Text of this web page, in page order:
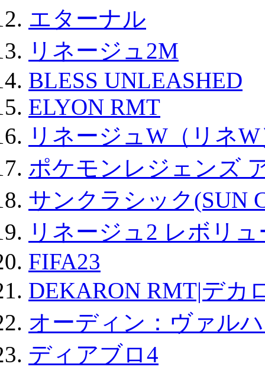
エターナル
リネージュ2M
BLESS UNLEASHED
ELYON RMT
リネージュW（リネ
ポケモンレジェンズ
サンクラシック(SUN
リネージュ2 レボリ
FIFA23
DEKARON RMT|デカ
オーディン：ヴァル
ディアブロ4